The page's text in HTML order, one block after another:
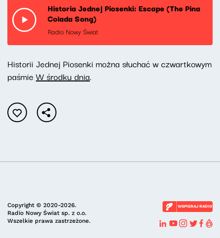
Historia Jednej Piosenki: Escape (The Pina
Colada Song)
Radio Nowy Świat
Historii Jednej Piosenki można słuchać w czwartkowym
paśmie W środku dnia.
Copyright © 2020-2026.
Radio Nowy Świat sp. z o.o.
Wszelkie prawa zastrzeżone.
WSPIERAJ RADIO